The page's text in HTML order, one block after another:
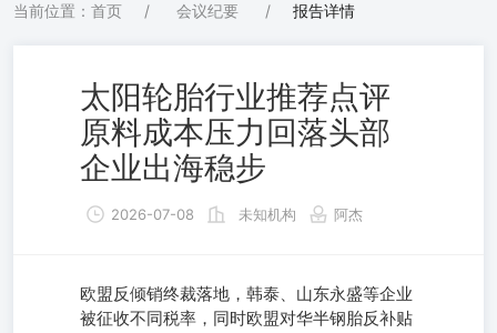
当前位置：首页 / 会议纪要 / 报告详情
太阳轮胎行业推荐点评
原料成本压力回落头部
企业出海稳步
2026-07-08 未知机构 阿杰
欧盟反倾销终裁落地，韩泰、山东永盛等企业
被征收不同税率，同时欧盟对华半钢胎反补贴